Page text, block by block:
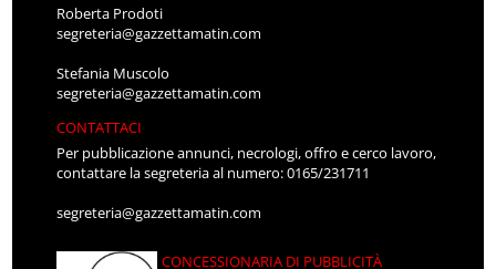
Roberta Prodoti
segreteria@gazzettamatin.com
Stefania Muscolo
segreteria@gazzettamatin.com
CONTATTACI
Per pubblicazione annunci, necrologi, offro e cerco lavoro,
contattare la segreteria al numero: 0165/231711
segreteria@gazzettamatin.com
CONCESSIONARIA DI PUBBLICITÀ